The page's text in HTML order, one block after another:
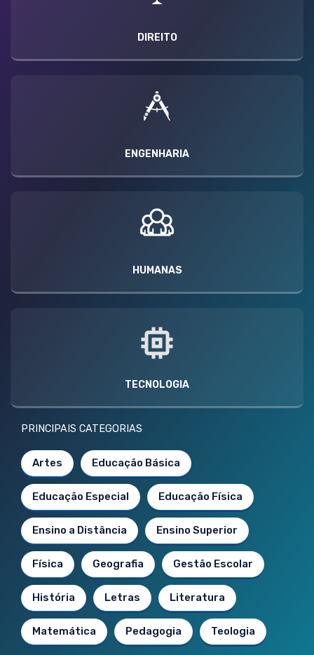
DIREITO
ENGENHARIA
HUMANAS
TECNOLOGIA
PRINCIPAIS CATEGORIAS
Artes Educação Básica
Educação Especial Educação Física
Ensino a Distância Ensino Superior
Física Geografia Gestão Escolar
História Letras Literatura
Matemática Pedagogia Teologia